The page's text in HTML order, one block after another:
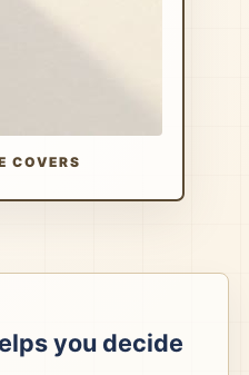
COVERS
you decide